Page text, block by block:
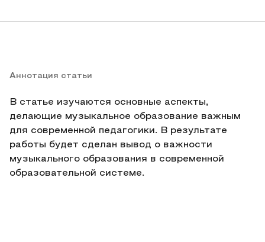
Аннотация статьи
В статье изучаются основные аспекты,
делающие музыкальное образование важным
для современной педагогики. В результате
работы будет сделан вывод о важности
музыкального образования в современной
образовательной системе.